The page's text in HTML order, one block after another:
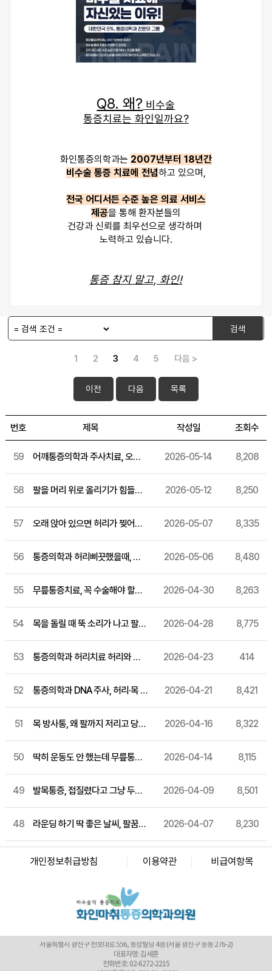
Q8. 왜? 비수술
통증치료는 화인일까요?
화인통증의학과는 2007년부터 18년간
비수술 통증 치료에 전념하고 있으며,
전국 어디서든 수준 높은 의료 서비스
제공을 통해 환자분들의
건강과 신뢰를 최우선으로 생각하며
노력하고 있습니다.
통증 참지 말고, 화인!
검색
1 2 3 4 5 다음 >
이전 다음 목록
번호 제목 작성일 조회수
59 어깨통증의학과 주사치료, 오십견이 의심될 때 어떻게 접근할 수 있을까요? 2026-05-14 8,208
58 팔을 머리 위로 올리기가 힘들다면? 오십견 비수술 관리법 알아보기 2026-05-12 8,250
57 오래 앉아 있으면 허리가 찢어질 듯 아프다면? 허리디스크 주사치료 방법 정리해드릴게요 2026-05-07 8,335
56 통증의학과 허리삐끗했을때, 그냥 넘기면 안 되는 전조 증상 알아보기 2026-05-06 8,480
55 무릎통증치료, 꼭 수술해야 할까요? 퇴행성 관절염 증상과 비수술 관리법 2026-04-30 8,263
54 목을 돌릴 때 뚝 소리가 나고 팔까지 저린다면? 통증의학과 목디스크 자가진단부터 확인하세요 2026-04-28 8,775
53 통증의학과 허리치료 허리와 엉덩이·종아리까지 뻗치는 통증이 있다면 바로 확인해보세요 2026-04-23 414
52 통증의학과 DNA 주사, 허리·목 통증이 계속 재발한다면 알아두세요 2026-04-21 8,421
51 목 방사통, 왜 팔까지 저리고 당길까요? 경추 통증 원인과 관리법 2026-04-16 8,322
50 딱히 운동도 안 했는데 무릎통증이 계속된다면? 퇴행성 관절염 원인과 관리법 2026-04-14 8,115
49 발목통증, 접질렸다고 그냥 두셨나요? 발목 염좌 원인과 관리 방법 2026-04-09 8,501
48 라운딩 하기 딱 좋은 날씨, 팔꿈치 안쪽 통증에 손목까지 저린다면? 골프엘보 증상과 관리법 알려드릴게요 2026-04-07 8,230
개인정보취급방침 이용약관 비급여항목
화인마취통증의학과의원 창원점
대표자명: 윤경섭
화인마취통증의학과의원 강남점
전화번호: 02-6673-2215
사업자등록번호: 120-91-54230
화인마취통증의학과의원 광화문점
대표자명: 권정은
서울특별시 광진구 천호대로 556, 동성빌딩 4층 (서울 광진구 능동 276-2)
대표자명: 김세훈
화인마취통증의학과의원 마포점
서울 마포구 마포대로 52 고려아카데미텔2 3층 (서울 마포구 도화동 36)
대표자명: 김달용